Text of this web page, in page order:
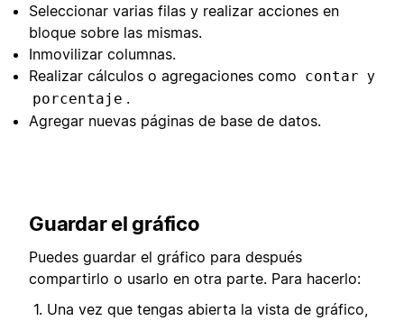
Seleccionar varias filas y realizar acciones en
bloque sobre las mismas.
Inmovilizar columnas.
Realizar cálculos o agregaciones como contar y
porcentaje .
Agregar nuevas páginas de base de datos.
Guardar el gráfico
Puedes guardar el gráfico para después
compartirlo o usarlo en otra parte. Para hacerlo:
Una vez que tengas abierta la vista de gráfico,